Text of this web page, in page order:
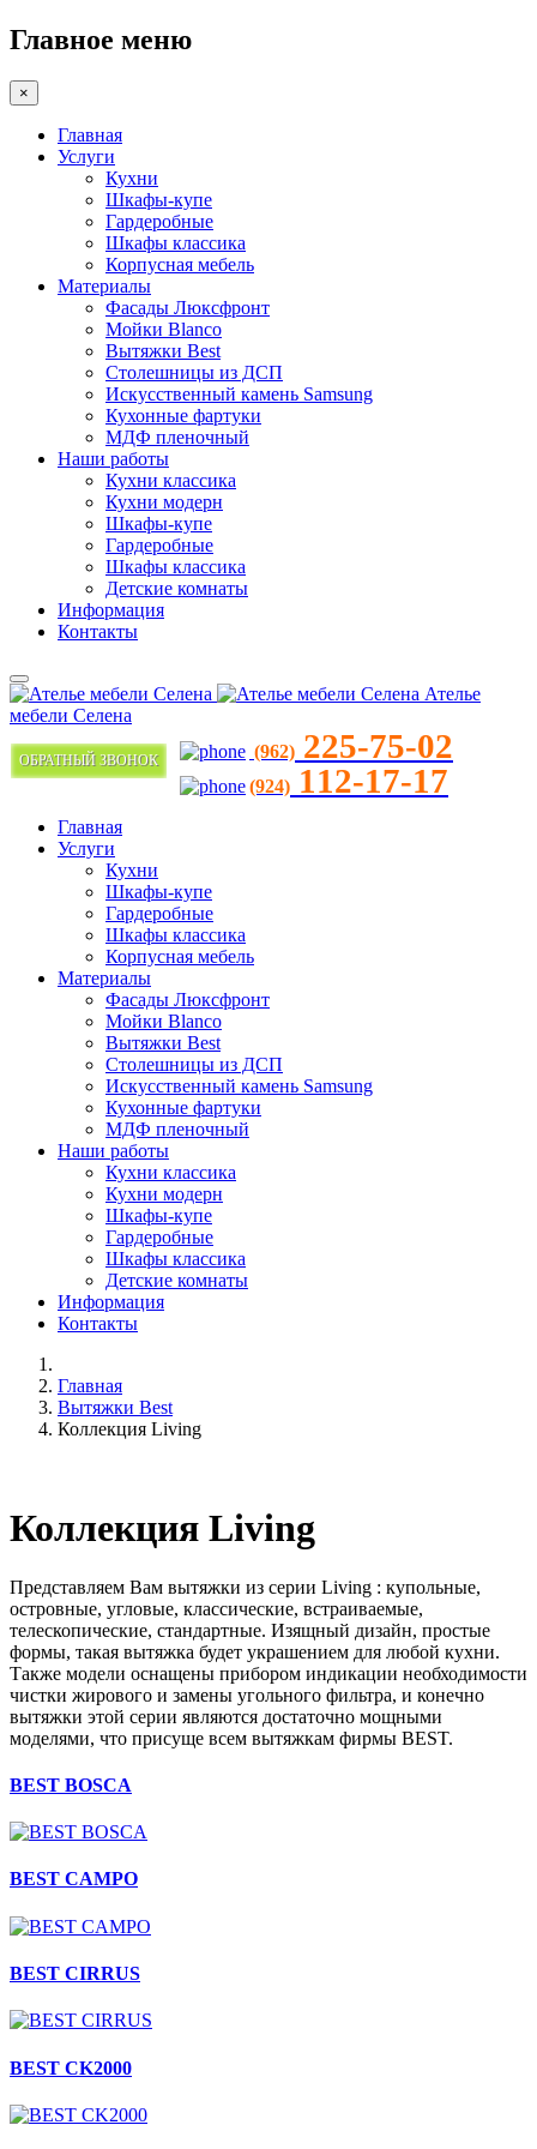
Главное меню
×
Главная
Услуги
Кухни
Шкафы-купе
Гардеробные
Шкафы классика
Корпусная мебель
Материалы
Фасады Люксфронт
Мойки Blanco
Вытяжки Best
Столешницы из ДСП
Искусственный камень Samsung
Кухонные фартуки
МДФ пленочный
Наши работы
Кухни классика
Кухни модерн
Шкафы-купе
Гардеробные
Шкафы классика
Детские комнаты
Информация
Контакты
Ателье
мебели Селена
ОБРАТНЫЙ ЗВОНОК (962) 225-75-02
(924) 112-17-17
Главная
Услуги
Кухни
Шкафы-купе
Гардеробные
Шкафы классика
Корпусная мебель
Материалы
Фасады Люксфронт
Мойки Blanco
Вытяжки Best
Столешницы из ДСП
Искусственный камень Samsung
Кухонные фартуки
МДФ пленочный
Наши работы
Кухни классика
Кухни модерн
Шкафы-купе
Гардеробные
Шкафы классика
Детские комнаты
Информация
Контакты
Главная
Вытяжки Best
Коллекция Living
Коллекция Living
Представляем Вам вытяжки из серии Living : купольные,
островные, угловые, классические, встраиваемые,
телескопические, стандартные. Изящный дизайн, простые
формы, такая вытяжка будет украшением для любой кухни.
Также модели оснащены прибором индикации необходимости
чистки жирового и замены угольного фильтра, и конечно
вытяжки этой серии являются достаточно мощными
моделями, что присуще всем вытяжкам фирмы BEST.
BEST BOSCA
BEST CAMPO
BEST CIRRUS
BEST CK2000